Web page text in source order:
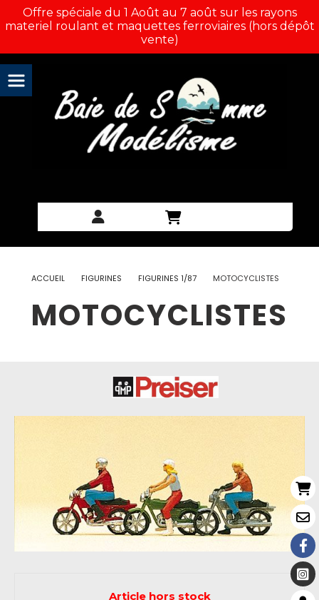
Offre spéciale du 1 Août au 7 août sur les rayons
materiel roulant et maquettes ferroviaires (hors dépôt
vente)
ACCUEIL FIGURINES FIGURINES 1/87 MOTOCYCLISTES
MOTOCYCLISTES
Article hors stock
Panneau de gestion des cookies